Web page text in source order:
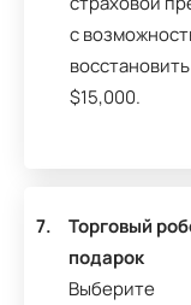
с
$15,000.
7.
Торговый
подарок
Выберите